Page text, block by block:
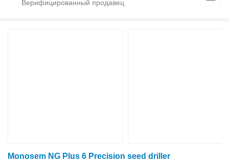
Monosem NG Plus 6 Precision seed driller